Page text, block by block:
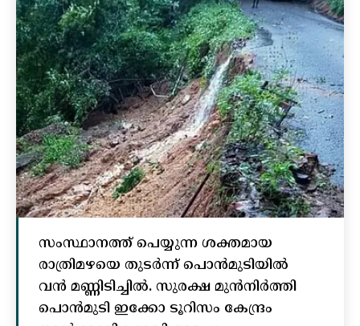
സംസ്ഥാനത്ത് പെയ്യുന്ന ശക്തമായ
രാത്രിമഴയെ തുടർന്ന് പൊൻമുടിയില്‍
വൻ മണ്ണിടിച്ചില്‍. സുരക്ഷ മുൻനിർത്തി
പൊൻമുടി ഇക്കോ ടൂറിസം കേന്ദ്രം